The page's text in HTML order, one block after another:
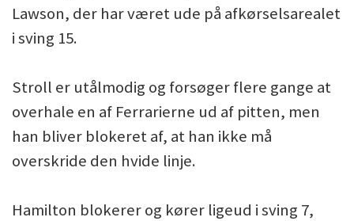
Lawson, der har været ude på afkørselsarealet
i sving 15.
Stroll er utålmodig og forsøger flere gange at
overhale en af Ferrarierne ud af pitten, men
han bliver blokeret af, at han ikke må
overskride den hvide linje.
Hamilton blokerer og kører ligeud i sving 7,